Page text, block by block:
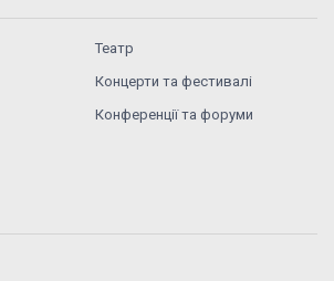
Театр
Концерти та фестивалі
Конференції та форуми